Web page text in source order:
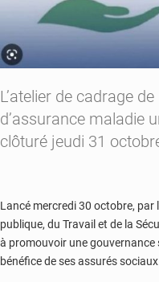
L’atelier de cadrage
d’assurance maladie
clôturé jeudi 31
Lancé mercredi 30 octobre, par
publique, du Travail et de la
à promouvoir une gouvernance
bénéfice de ses assurés